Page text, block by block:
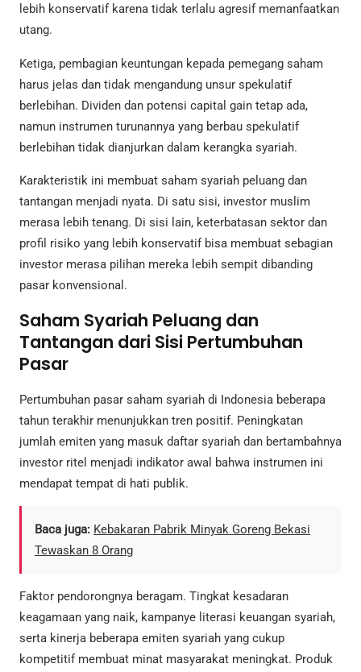
lebih konservatif karena tidak terlalu agresif memanfaatkan
utang.
Ketiga, pembagian keuntungan kepada pemegang saham
harus jelas dan tidak mengandung unsur spekulatif
berlebihan. Dividen dan potensi capital gain tetap ada,
namun instrumen turunannya yang berbau spekulatif
berlebihan tidak dianjurkan dalam kerangka syariah.
Karakteristik ini membuat saham syariah peluang dan
tantangan menjadi nyata. Di satu sisi, investor muslim
merasa lebih tenang. Di sisi lain, keterbatasan sektor dan
profil risiko yang lebih konservatif bisa membuat sebagian
investor merasa pilihan mereka lebih sempit dibanding
pasar konvensional.
Saham Syariah Peluang dan
Tantangan dari Sisi Pertumbuhan
Pasar
Pertumbuhan pasar saham syariah di Indonesia beberapa
tahun terakhir menunjukkan tren positif. Peningkatan
jumlah emiten yang masuk daftar syariah dan bertambahnya
investor ritel menjadi indikator awal bahwa instrumen ini
mendapat tempat di hati publik.
Baca juga: Kebakaran Pabrik Minyak Goreng Bekasi
Tewaskan 8 Orang
Faktor pendorongnya beragam. Tingkat kesadaran
keagamaan yang naik, kampanye literasi keuangan syariah,
serta kinerja beberapa emiten syariah yang cukup
kompetitif membuat minat masyarakat meningkat. Produk